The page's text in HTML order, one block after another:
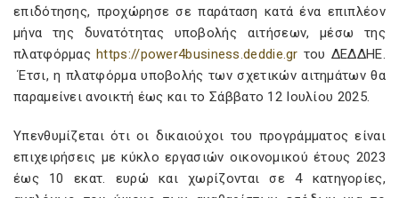
επιδότησης, προχώρησε σε παράταση κατά ένα επιπλέον
μήνα της δυνατότητας υποβολής αιτήσεων, μέσω της
πλατφόρμαςhttps://power4business.deddie.gr του ΔΕΔΔΗΕ.
Έτσι, η πλατφόρμα υποβολής των σχετικών αιτημάτων θα
παραμείνει ανοικτή έως και το Σάββατο 12 Ιουλίου 2025.
Υπενθυμίζεται ότι οι δικαιούχοι του προγράμματος είναι
επιχειρήσεις με κύκλο εργασιών οικονομικού έτους 2023
έως 10 εκατ. ευρώ και χωρίζονται σε 4 κατηγορίες,